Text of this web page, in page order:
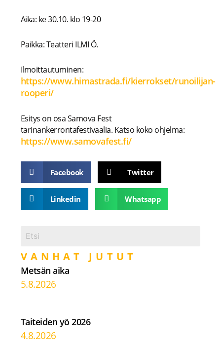
Aika: ke 30.10. klo 19-20
Paikka: Teatteri ILMI Ö.
Ilmoittautuminen:
https://www.himastrada.fi/kierrokset/runoilijan-
rooperi/
Esitys on osa Samova Fest
tarinankerrontafestivaalia. Katso koko ohjelma:
https://www.samovafest.fi/
Facebook Twitter
Linkedin Whatsapp
VANHAT JUTUT
Metsän aika
5.8.2026
Taiteiden yö 2026
4.8.2026